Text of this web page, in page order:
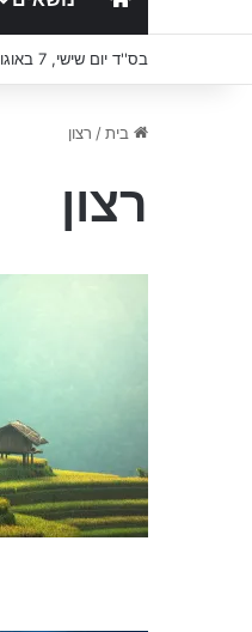
בס''ד יום שישי, 7 באוגוסט 2026 למניינם
בית/ רצון
רצון